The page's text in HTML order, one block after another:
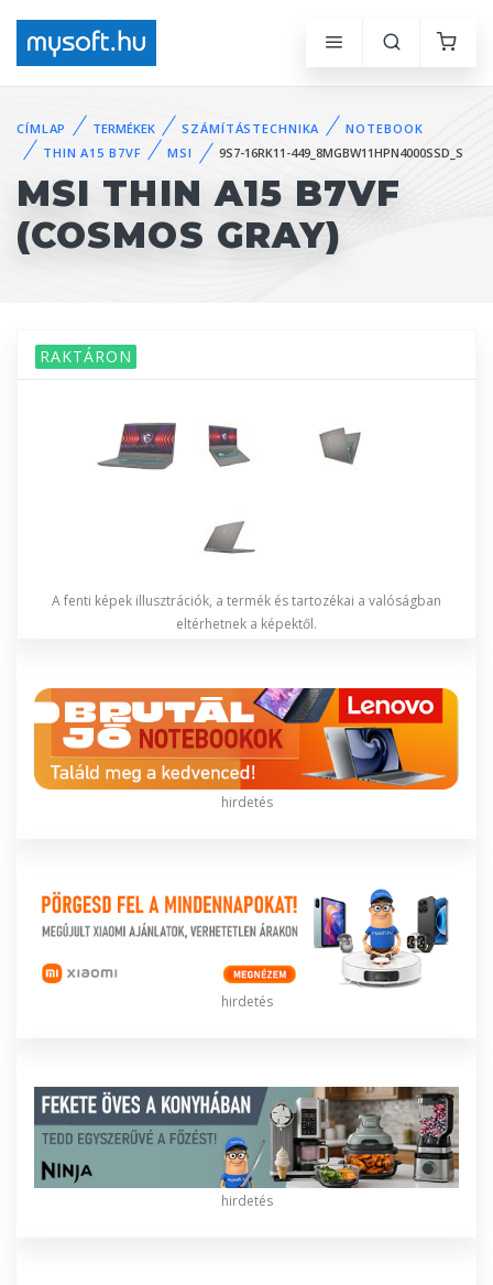
CÍMLAP TERMÉKEK SZÁMÍTÁSTECHNIKA
NOTEBOOK
THIN A15 B7VF
MSI 9S7-16RK11-449_8MGBW11HPN4000SSD_S
MSI THIN A15 B7VF
(COSMOS GRAY)
RAKTÁRON
A fenti képek illusztrációk, a termék és tartozékai a valóságban
eltérhetnek a képektől.
hirdetés
hirdetés
hirdetés